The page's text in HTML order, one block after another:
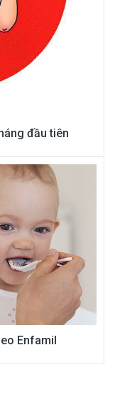
đầu tiên
Enfamil